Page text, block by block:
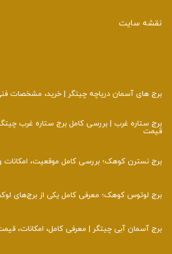
نقشه سایت
برج‌ های آسمان دریاچه چیتگر | خرید، مشخصات
برج ستاره غرب | بررسی کامل برج ستاره غرب
قیمت
برج نسترن کوهک؛ بررسی کامل موقعیت، امکانات و
برج لوتوس کوهک؛ معرفی کامل یکی از برج‌های لوکس
برج آسمان آبی چیتگر | معرفی کامل، امکانات،